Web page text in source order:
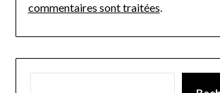
commentaires sont traitées.